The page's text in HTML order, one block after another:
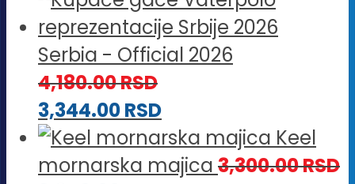
Serbia - Official 2026
4,180.00RSD
3,344.00RSD
Keel
mornarska majica 3,300.00RSD